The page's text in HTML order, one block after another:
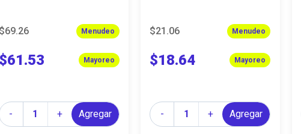
$69.26 Menudeo
$61.53 Mayoreo
-
Cantidad + Agregar
$21.06 Menudeo
$18.64 Mayoreo
-
Cantidad + Agregar